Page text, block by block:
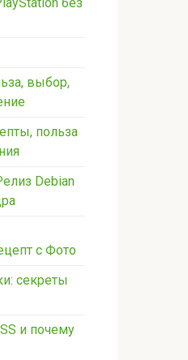
выбор,
польза
Debian
с Фото
секреты
и почему